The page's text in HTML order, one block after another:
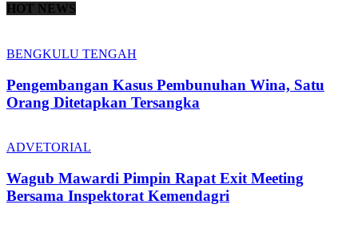
HOT NEWS
BENGKULU TENGAH
Pengembangan Kasus Pembunuhan Wina, Satu
Orang Ditetapkan Tersangka
ADVETORIAL
Wagub Mawardi Pimpin Rapat Exit Meeting
Bersama Inspektorat Kemendagri